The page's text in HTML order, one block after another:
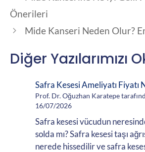
Önerileri
Mide Kanseri Neden Olur?
Diğer Yazılarımızı
Safra Kesesi Ameliyatı Fiyatı
Prof. Dr. Oğuzhan Karatepe
16/07/2026
Safra kesesi vücudun
solda mı? Safra kesesi taşı
nerede hissedilir ve safra